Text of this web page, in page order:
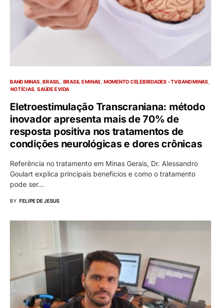
BAND MINAS BRASIL BRASIL E MINAS MOMENTO CELEBRIDADES - TV BAND MINAS
NOTÍCIAS SAÚDE E VIDA
Eletroestimulação Transcraniana: método
inovador apresenta mais de 70% de
resposta positiva nos tratamentos de
condições neurológicas e dores crônicas
Referência no tratamento em Minas Gerais, Dr. Alessandro
Goulart explica principais benefícios e como o tratamento
pode ser…
BY FELIPE DE JESUS